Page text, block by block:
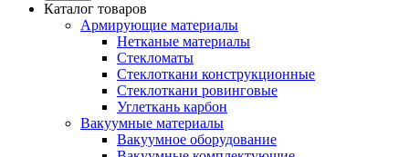
Каталог товаров
Армирующие материалы
Нетканые материалы
Стекломаты
Стеклоткани конструкционные
Стеклоткани ровинговые
Углеткань карбон
Вакуумные материалы
Вакуумное оборудование